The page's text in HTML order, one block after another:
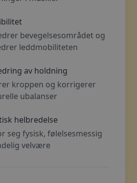
bevegelsesområdet og
leddmobiliteten
av holdning
kroppen og korrigerer
ubalanser
helbredelse
seg fysisk, følelsesmessig
velvære